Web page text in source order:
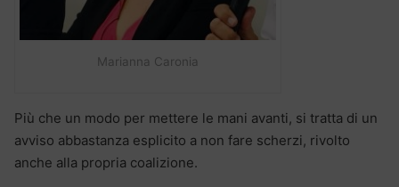
Marianna Caronia
Più che un modo per mettere le mani avanti, si tratta di un
avviso abbastanza esplicito a non fare scherzi, rivolto
anche alla propria coalizione.